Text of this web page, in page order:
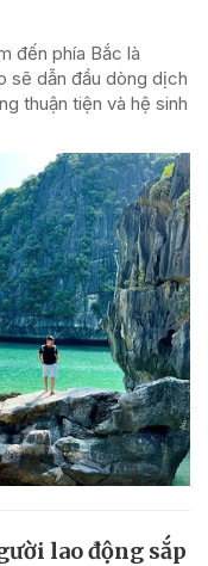
đến phía Bắc là
sẽ dẫn đầu dòng dịch
thuận tiện và hệ sinh
lao động sắp